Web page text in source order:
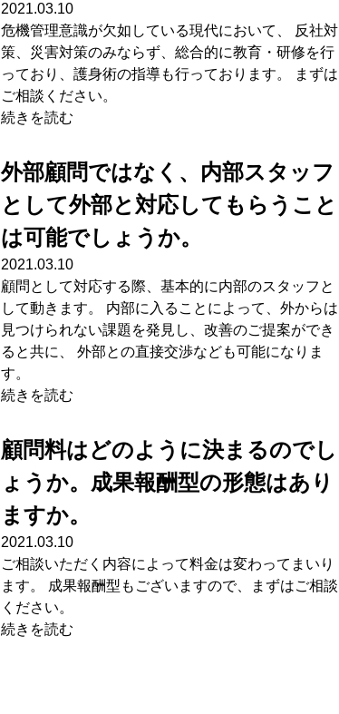
2021.03.10
危機管理意識が欠如している現代において、 反社対
策、災害対策のみならず、総合的に教育・研修を行
っており、護身術の指導も行っております。 まずは
ご相談ください。
続きを読む
外部顧問ではなく、内部スタッフ
として外部と対応してもらうこと
は可能でしょうか。
2021.03.10
顧問として対応する際、基本的に内部のスタッフと
して動きます。 内部に入ることによって、外からは
見つけられない課題を発見し、改善のご提案ができ
ると共に、 外部との直接交渉なども可能になりま
す。
続きを読む
顧問料はどのように決まるのでし
ょうか。成果報酬型の形態はあり
ますか。
2021.03.10
ご相談いただく内容によって料金は変わってまいり
ます。 成果報酬型もございますので、まずはご相談
ください。
続きを読む